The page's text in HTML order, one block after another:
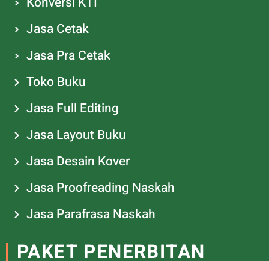
Jasa Cetak
Jasa Pra Cetak
Toko Buku
Jasa Full Editing
Jasa Layout Buku
Jasa Desain Kover
Jasa Proofreading Naskah
Jasa Parafrasa Naskah
PAKET PENERBITAN